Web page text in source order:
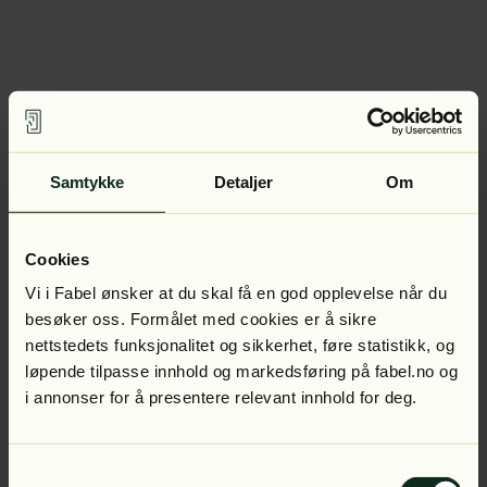
Samtykke Detaljer Om
Cookies
Vi i Fabel ønsker at du skal få en god opplevelse når du
besøker oss. Formålet med cookies er å sikre
nettstedets funksjonalitet og sikkerhet, føre statistikk, og
løpende tilpasse innhold og markedsføring på fabel.no og
i annonser for å presentere relevant innhold for deg.